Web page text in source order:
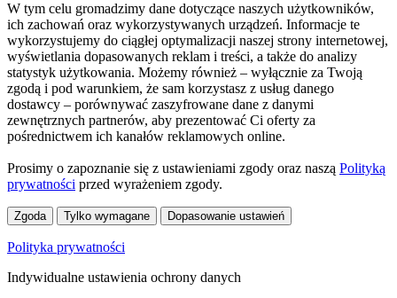
W tym celu gromadzimy dane dotyczące naszych użytkowników,
ich zachowań oraz wykorzystywanych urządzeń. Informacje te
wykorzystujemy do ciągłej optymalizacji naszej strony internetowej,
wyświetlania dopasowanych reklam i treści, a także do analizy
statystyk użytkowania. Możemy również – wyłącznie za Twoją
zgodą i pod warunkiem, że sam korzystasz z usług danego
dostawcy – porównywać zaszyfrowane dane z danymi
zewnętrznych partnerów, aby prezentować Ci oferty za
pośrednictwem ich kanałów reklamowych online.
Prosimy o zapoznanie się z ustawieniami zgody oraz naszą Polityką
prywatności przed wyrażeniem zgody.
Zgoda Tylko wymagane Dopasowanie ustawień
Polityka prywatności
Indywidualne ustawienia ochrony danych